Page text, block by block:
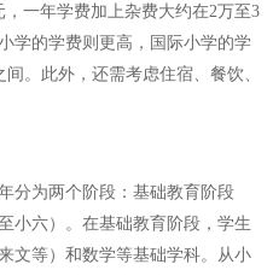
一年学费加上杂费大约在2万至3
学的学费则更高，国际小学的学
。此外，还需考虑住宿、餐饮、
分为两个阶段：基础教育阶段
小六）。在基础教育阶段，学生
文等）和数学等基础学科。从小